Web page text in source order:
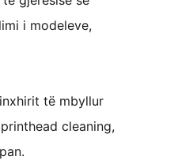
i modeleve,
të mbyllur
cleaning,